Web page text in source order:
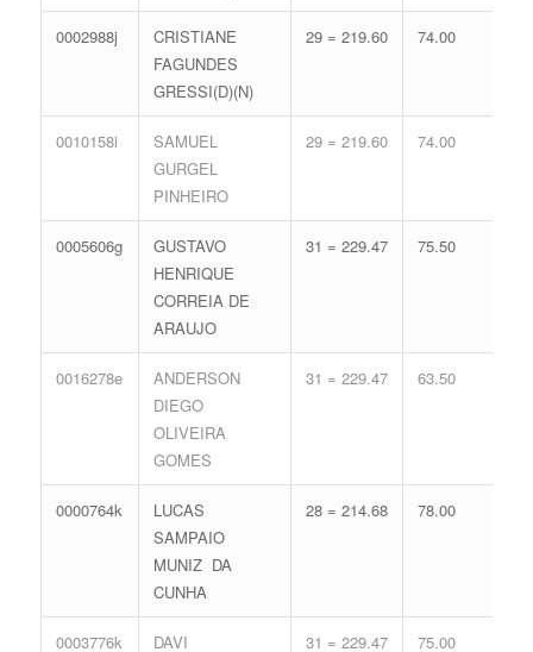
0002988j
CRISTIANE
FAGUNDES
GRESSI(D)(N)
29 = 219.60 74.00
0010158i
SAMUEL
GURGEL
PINHEIRO
29 = 219.60 74.00
0005606g
GUSTAVO
HENRIQUE
CORREIA DE
ARAUJO
31 = 229.47 75.50
0016278e
ANDERSON
DIEGO
OLIVEIRA
GOMES
31 = 229.47 63.50
0000764k
LUCAS
SAMPAIO
MUNIZ DA
CUNHA
28 = 214.68 78.00
0003776k DAVI 31 = 229.47 75.00